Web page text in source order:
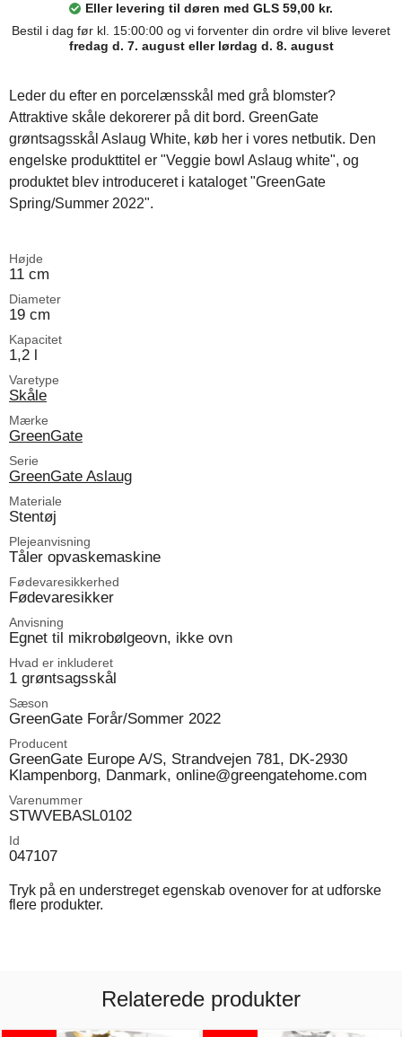
Eller levering til døren med GLS 59,00 kr.
Bestil i dag før kl. 15:00:00 og vi forventer din ordre vil blive leveret
fredag d. 7. august eller lørdag d. 8. august
Leder du efter en porcelænsskål med grå blomster?
Attraktive skåle dekorerer på dit bord. GreenGate
grøntsagsskål Aslaug White, køb her i vores netbutik. Den
engelske produkttitel er "Veggie bowl Aslaug white", og
produktet blev introduceret i kataloget "GreenGate
Spring/Summer 2022".
Højde
11 cm
Diameter
19 cm
Kapacitet
1,2 l
Varetype
Skåle
Mærke
GreenGate
Serie
GreenGate Aslaug
Materiale
Stentøj
Plejeanvisning
Tåler opvaskemaskine
Fødevaresikkerhed
Fødevaresikker
Anvisning
Egnet til mikrobølgeovn, ikke ovn
Hvad er inkluderet
1 grøntsagsskål
Sæson
GreenGate Forår/Sommer 2022
Producent
GreenGate Europe A/S, Strandvejen 781, DK-2930
Klampenborg, Danmark, online@greengatehome.com
Varenummer
STWVEBASL0102
Id
047107
Tryk på en understreget egenskab ovenover for at udforske
flere produkter.
Relaterede produkter